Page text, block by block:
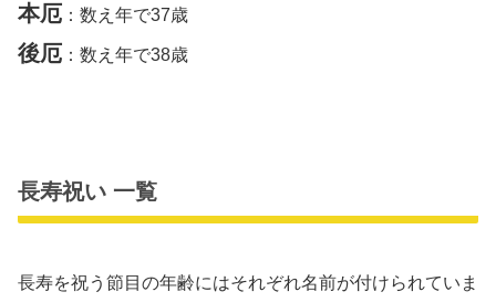
本厄 ：数え年で37歳
後厄 ：数え年で38歳
長寿祝い 一覧
長寿を祝う節目の年齢にはそれぞれ名前が付けられていま